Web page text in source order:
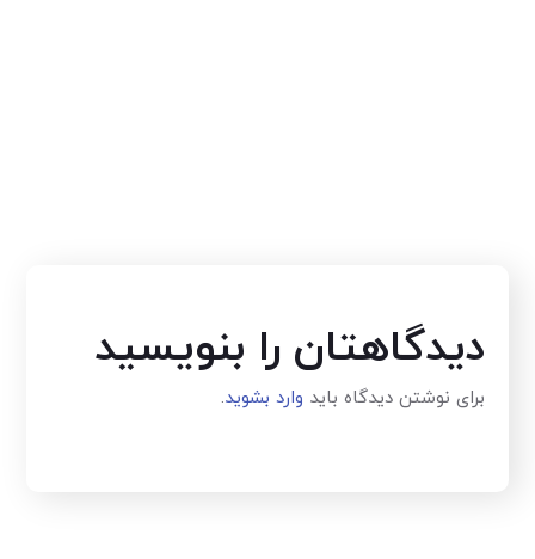
دیدگاهتان را بنویسید
برای نوشتن دیدگاه باید وارد بشوید.